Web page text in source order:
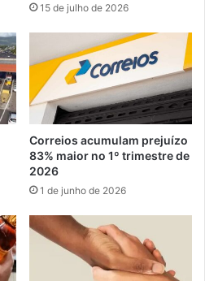
15 de julho de 2026
Correios acumulam prejuízo
83% maior no 1º trimestre de
2026
1 de junho de 2026